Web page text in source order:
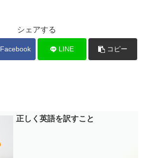
シェアする
Facebook LINE コピー
正しく英語を訳すこと